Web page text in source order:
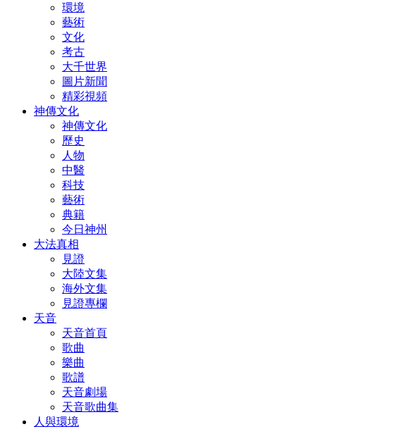
環境
藝術
文化
考古
大千世界
圖片新聞
精彩視頻
神傳文化
神傳文化
歷史
人物
中醫
科技
藝術
典籍
今日神州
大法真相
見證
大陸文集
海外文集
見證專欄
天音
天音首頁
歌曲
樂曲
歌譜
天音劇場
天音歌曲集
人與環境